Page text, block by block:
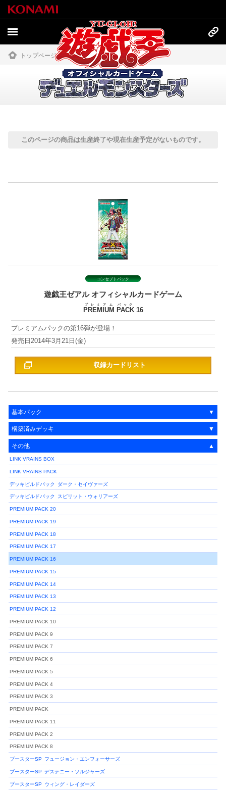
トップページ » 商品情報 » 過去の商品
過去の商品
このページの商品は生産終了や現在生産予定がないものです。
コンセプトパック
遊戯王ゼアル オフィシャルカードゲーム
PREMIUM
プレミアム
PACK
パック
16
プレミアムパックの第16弾が登場！
2014年3月21日(金)
収録カードリスト
基本パック
構築済みデッキ
その他
LINK VRAINS BOX
LINK VRAINS PACK
デッキビルドパック ダーク・セイヴァーズ
デッキビルドパック スピリット・ウォリアーズ
PREMIUM PACK 20
PREMIUM PACK 19
PREMIUM PACK 18
PREMIUM PACK 17
PREMIUM PACK 16
PREMIUM PACK 15
PREMIUM PACK 14
PREMIUM PACK 13
PREMIUM PACK 12
PREMIUM PACK 10
PREMIUM PACK 9
PREMIUM PACK 7
PREMIUM PACK 6
PREMIUM PACK 5
PREMIUM PACK 4
PREMIUM PACK 3
PREMIUM PACK
PREMIUM PACK 11
PREMIUM PACK 2
PREMIUM PACK 8
ブースターSP フュージョン・エンフォーサーズ
ブースターSP デステニー・ソルジャーズ
ブースターSP ウィング・レイダーズ